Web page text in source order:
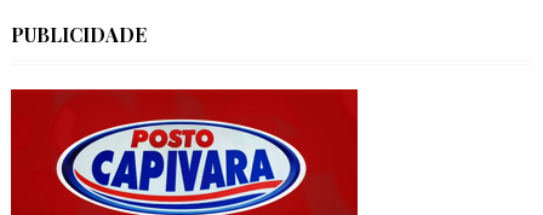
PUBLICIDADE